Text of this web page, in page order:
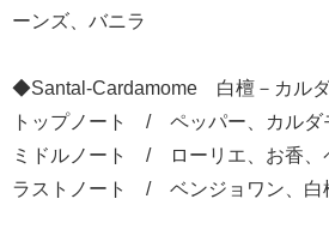
ーンズ、バニラ
◆Santal-Cardamome 白檀－カル
トップノート / ペッパー、カルダ
ミドルノート / ローリエ、お香、
ラストノート / ベンジョワン、白